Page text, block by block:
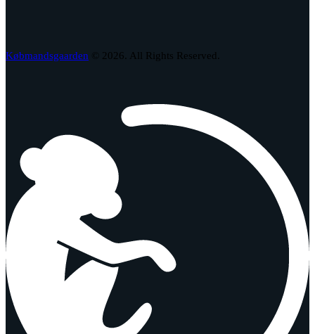
Købmandsgaarden © 2026. All Rights Reserved.